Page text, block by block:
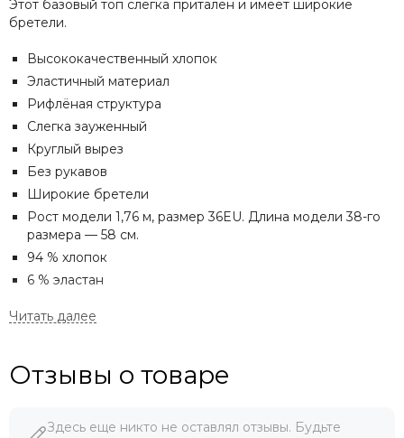
Этот базовый топ слегка притален и имеет широкие
бретели.
Высококачественный хлопок
Эластичный материал
Рифлёная структура
Слегка зауженный
Круглый вырез
Без рукавов
Широкие бретели
Рост модели 1,76 м, размер 36EU. Длина модели 38-го
размера — 58 см.
94 % хлопок
6 % эластан
МЫ ДОРОЖИМ ПОКУПАТЕЛЯМИ!
Отзывы о товаре
Здесь еще никто не оставлял отзывы. Будьте